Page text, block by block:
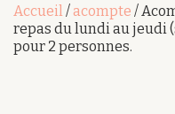
Accueil/acompte /
repas du lundi au jeudi
pour 2 personnes.